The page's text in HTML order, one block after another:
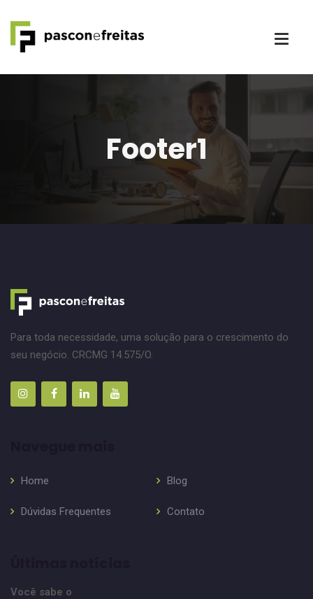
Footer1
Para toda necessidade, uma solução para o crescimento do
seu negócio. CRCMG 14.575/O.
Home Blog
Dúvidas Frequentes Contato
Você sabe o